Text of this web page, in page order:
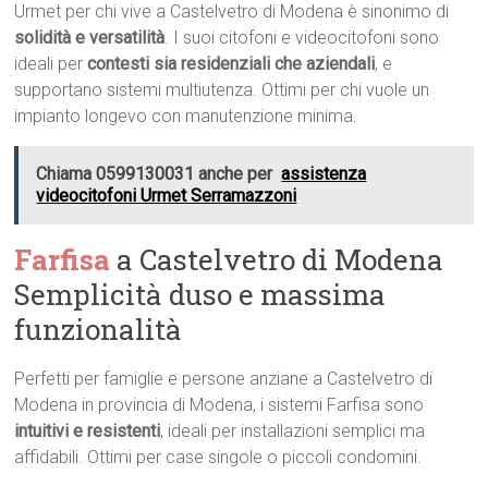
Urmet per chi vive a Castelvetro di Modena è sinonimo di
solidità e versatilità. I suoi citofoni e videocitofoni sono
ideali percontesti sia residenziali che aziendali, e
supportano sistemi multiutenza. Ottimi per chi vuole un
impianto longevo con manutenzione minima.
Chiama 0599130031 anche per assistenza
videocitofoni Urmet Serramazzoni
Farfisa a Castelvetro di Modena 
Semplicità duso e massima
funzionalità
Perfetti per famiglie e persone anziane a Castelvetro di
Modena in provincia di Modena, i sistemi Farfisa sono
intuitivi e resistenti, ideali per installazioni semplici ma
affidabili. Ottimi per case singole o piccoli condomini.